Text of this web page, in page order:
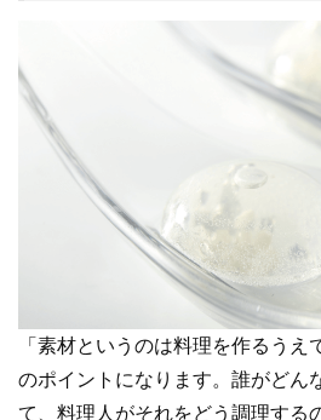
「素材というのは料理を作るうえ
のポイントになります。誰がどん
て、料理人がそれをどう調理する